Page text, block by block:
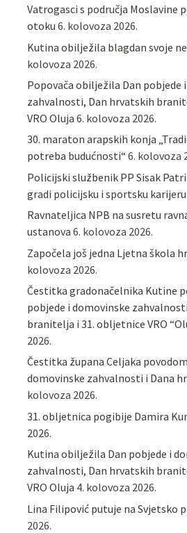
Vatrogasci s područja Moslavine
otoku 6. kolovoza 2026.
Kutina obilježila blagdan svoje
kolovoza 2026.
Popovača obilježila Dan pobjede
zahvalnosti, Dan hrvatskih
VRO Oluja 6. kolovoza 2026.
30. maraton arapskih konja
potreba budućnosti“ 6. kolovoza
Policijski službenik PP Sisak
gradi policijsku i sportsku karijeru
Ravnateljica NPB na susretu
ustanova 6. kolovoza 2026.
Započela još jedna Ljetna škola
kolovoza 2026.
Čestitka gradonačelnika Kutine
pobjede i domovinske
branitelja i 31. obljetnice VRO
2026.
Čestitka župana Celjaka
domovinske zahvalnosti i Dana
kolovoza 2026.
31. obljetnica pogibije Damira
2026.
Kutina obilježila Dan pobjede i
zahvalnosti, Dan hrvatskih
VRO Oluja 4. kolovoza 2026.
Lina Filipović putuje na Svjetsko
2026.